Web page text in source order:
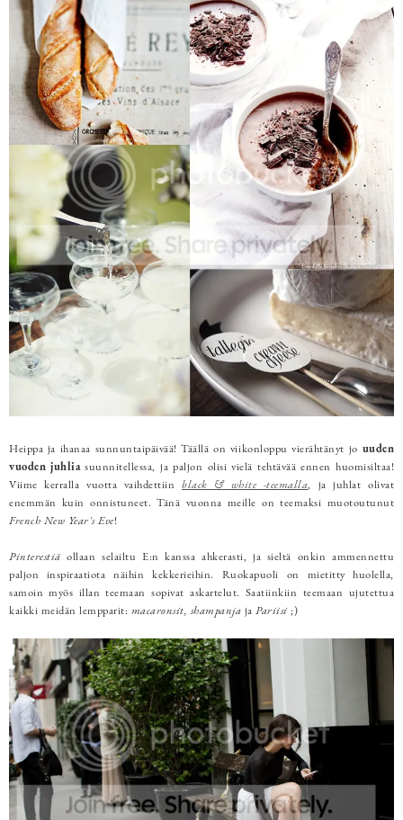
Heippa ja ihanaa sunnuntaipäivää! Täällä on viikonloppu vierähtänyt jo uuden
vuoden juhliasuunnitellessa, ja paljon olisi vielä tehtävää ennen huomisiltaa!
Viime kerralla vuotta vaihdettiin black & white -teemalla, ja juhlat olivat
enemmän kuin onnistuneet. Tänä vuonna meille on teemaksi muotoutunut
French New Year's Eve!
Pinterestiäollaan selailtu E:n kanssa ahkerasti, ja sieltä onkin ammennettu
paljon inspiraatiota näihin kekkerieihin. Ruokapuoli on mietitty huolella,
samoin myös illan teemaan sopivat askartelut. Saatiinkiin teemaan ujutettua
kaikki meidän lempparit: macaronsit, shampanja ja Pariisi ;)